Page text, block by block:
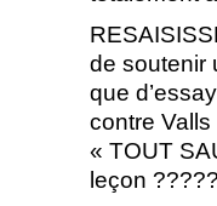
de soutenir
que
contre
« TOUT
leçon